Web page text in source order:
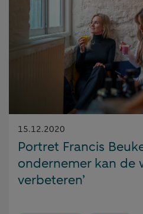
Gepubliceerd
op:
15.12.2020
Portret Francis
ondernemer kan de
verbeteren’